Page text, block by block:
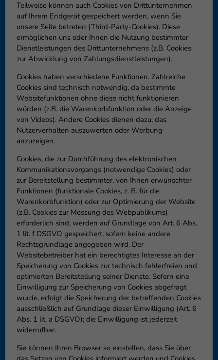
Teilweise können auch Cookies von Drittunternehmen
auf Ihrem Endgerät gespeichert werden, wenn Sie
unsere Seite betreten (Third-Party-Cookies). Diese
ermöglichen uns oder Ihnen die Nutzung bestimmter
Dienstleistungen des Drittunternehmens (z.B. Cookies
zur Abwicklung von Zahlungsdienstleistungen).
Cookies haben verschiedene Funktionen. Zahlreiche
Cookies sind technisch notwendig, da bestimmte
Websitefunktionen ohne diese nicht funktionieren
würden (z.B. die Warenkorbfunktion oder die Anzeige
von Videos). Andere Cookies dienen dazu, das
Nutzerverhalten auszuwerten oder Werbung
anzuzeigen.
Cookies, die zur Durchführung des elektronischen
Kommunikationsvorgangs (notwendige Cookies) oder
zur Bereitstellung bestimmter, von Ihnen erwünschter
Funktionen (funktionale Cookies, z. B. für die
Warenkorbfunktion) oder zur Optimierung der Website
(z.B. Cookies zur Messung des Webpublikums)
erforderlich sind, werden auf Grundlage von Art. 6 Abs.
1 lit. f DSGVO gespeichert, sofern keine andere
Rechtsgrundlage angegeben wird. Der
Websitebetreiber hat ein berechtigtes Interesse an der
Speicherung von Cookies zur technisch fehlerfreien und
optimierten Bereitstellung seiner Dienste. Sofern eine
Einwilligung zur Speicherung von Cookies abgefragt
wurde, erfolgt die Speicherung der betreffenden Cookies
ausschließlich auf Grundlage dieser Einwilligung (Art. 6
Abs. 1 lit. a DSGVO); die Einwilligung ist jederzeit
widerrufbar.
Sie können Ihren Browser so einstellen, dass Sie über